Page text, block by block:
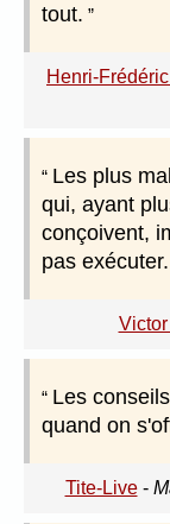
tout.
Henri-Frédéric
Les plus
qui, ayant
conçoivent,
pas exécuter.
Les
quand on
Tite-Live-